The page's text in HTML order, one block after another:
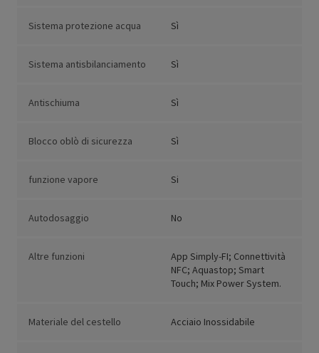
Sistema protezione acqua Sì
Sistema antisbilanciamento Sì
Antischiuma Sì
Blocco oblò di sicurezza Sì
funzione vapore Si
Autodosaggio No
Altre funzioni
App Simply-FI; Connettività
NFC; Aquastop; Smart
Touch; Mix Power System.
Materiale del cestello Acciaio Inossidabile